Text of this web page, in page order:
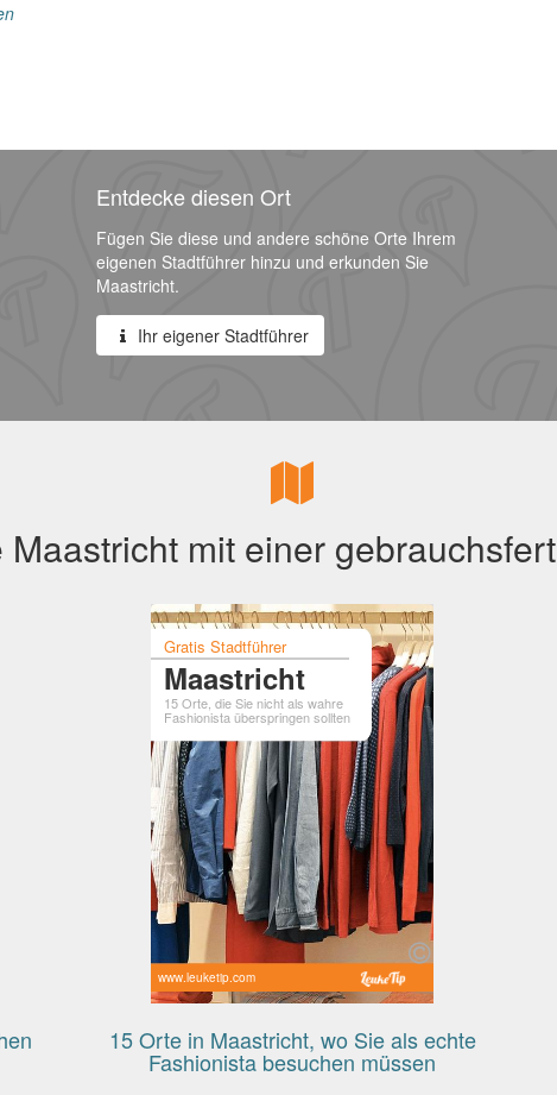
Entdecke diesen Ort
Fügen Sie diese und andere schöne Orte Ihrem
eigenen Stadtführer hinzu und erkunden Sie
Maastricht.
Ihr eigener Stadtführer
Maastricht mit einer
Gratis Stadtführer
Maastricht
15 Orte, die Sie nicht als wahre
Fashionista überspringen sollten
www.leuketip.com
15 Orte in Maastricht, wo Sie als echte
Fashionista besuchen müssen